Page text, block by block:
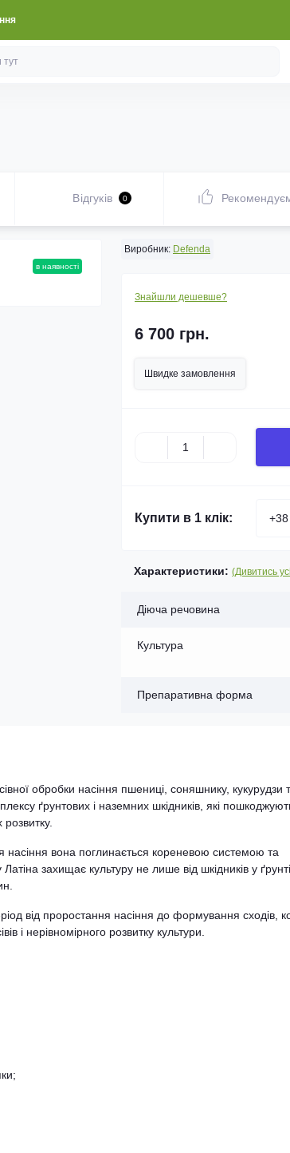
Відгуків 0
в наявності
Виробник: Defenda
Знайшли дешевше?
6 700 грн.
Швидке замовлення
Купити в 1 клік:
Характеристики: (Дивитись
Діюча речовина
Культура
Препаративна форма
обробки насіння пшениці, соняшнику, кукурудзи
ґрунтових і наземних шкідників, які
насіння вона поглинається кореневою системою та
захищає культуру не лише від шкідників у
від проростання насіння до формування сходів,
і нерівномірного розвитку культури.